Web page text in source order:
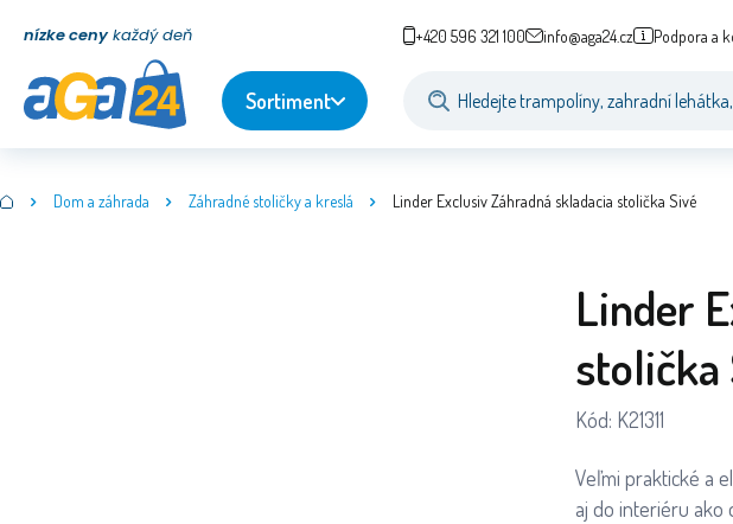
nízke ceny každý deň +420 596 321 100 info@aga24.cz Podpora a
Sortiment
Dom a záhrada Záhradné stoličky a kreslá Linder Exclusiv Záhradná skladacia stolička Sivé
Linder
stolička
Kód: K21311
Veľmi praktické a
aj do interiéru ako